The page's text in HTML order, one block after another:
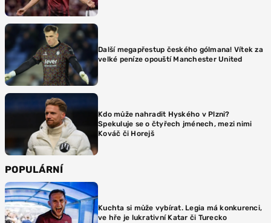
Další megapřestup českého gólmana! Vítek za
velké peníze opouští Manchester United
Kdo může nahradit Hyského v Plzni?
Spekuluje se o čtyřech jménech, mezi nimi
Kováč či Horejš
POPULÁRNÍ
Kuchta si může vybírat. Legia má konkurenci,
ve hře je lukrativní Katar či Turecko